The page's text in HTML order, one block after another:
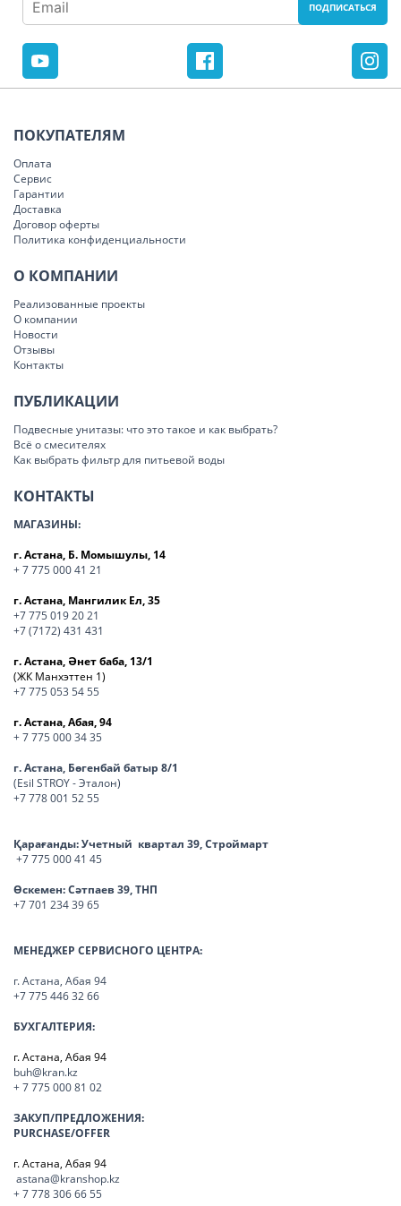
ПОКУПАТЕЛЯМ
Оплата
Сервис
Гарантии
Доставка
Договор оферты
Политика конфиденциальности
О КОМПАНИИ
Реализованные проекты
О компании
Новости
Отзывы
Контакты
ПУБЛИКАЦИИ
Подвесные унитазы: что это такое и как выбрать?
Всё о смесителях
Как выбрать фильтр для питьевой воды
КОНТАКТЫ
МАГАЗИНЫ:
г. Астана, Б. Момышулы, 14
+ 7 775 000 41 21
г. Астана, Мангилик Ел, 35
+7 775 019 20 21
+7 (7172) 431 431
г. Астана, Әнет баба, 13/1
(ЖК Манхэттен 1)
+7 775 053 54 55
г. Астана, Абая, 94
+ 7 775 000 34 35
г. Астана, Бөгенбай батыр 8/1
(Esil STROY - Эталон)
+7 778 001 52 55
Қарағанды:Учетный квартал 39, Строймарт
+7 775 000 41 45
Өскемен:Сәтпаев 39, ТНП
+7 701 234 39 65
МЕНЕДЖЕР СЕРВИСНОГО ЦЕНТРА:
г. Астана, Абая 94
+7 775 446 32 66
БУХГАЛТЕРИЯ:
г. Астана, Абая 94
buh@kran.kz
+ 7 775 000 81 02
ЗАКУП/ПРЕДЛОЖЕНИЯ:
PURCHASE/OFFER
г. Астана, Абая 94
astana@kranshop.kz
+ 7 778 306 66 55